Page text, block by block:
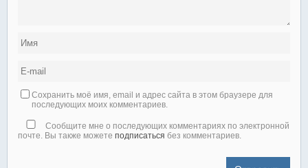
Сохранить моё имя, email и адрес сайта в этом браузере для
последующих моих комментариев.
Сообщите мне о последующих комментариях по электронной
почте. Вы также можете подписаться без комментариев.